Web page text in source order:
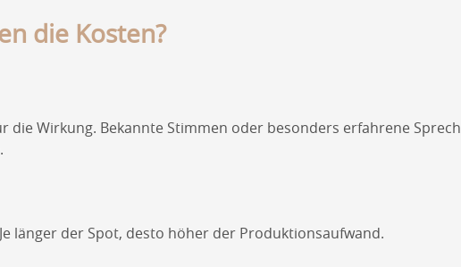
die Kosten?
die Wirkung. Bekannte Stimmen oder besonders erfahrene
länger der Spot, desto höher der Produktionsaufwand.